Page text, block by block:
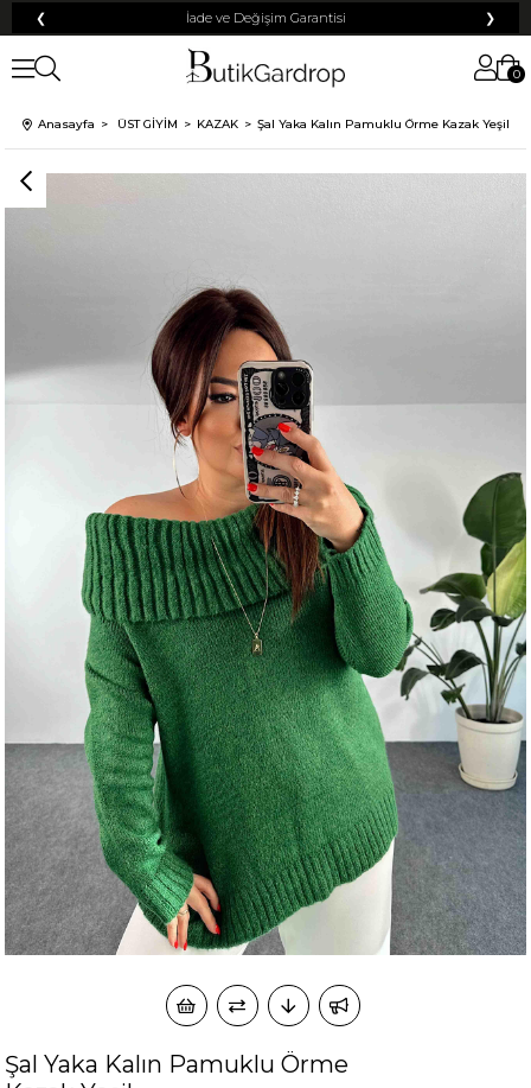
❮ İade ve Değişim Garantisi ❯
0
Anasayfa ÜST GİYİM KAZAK Şal Yaka Kalın Pamuklu Örme Kazak Yeşil
Şal Yaka Kalın Pamuklu Örme